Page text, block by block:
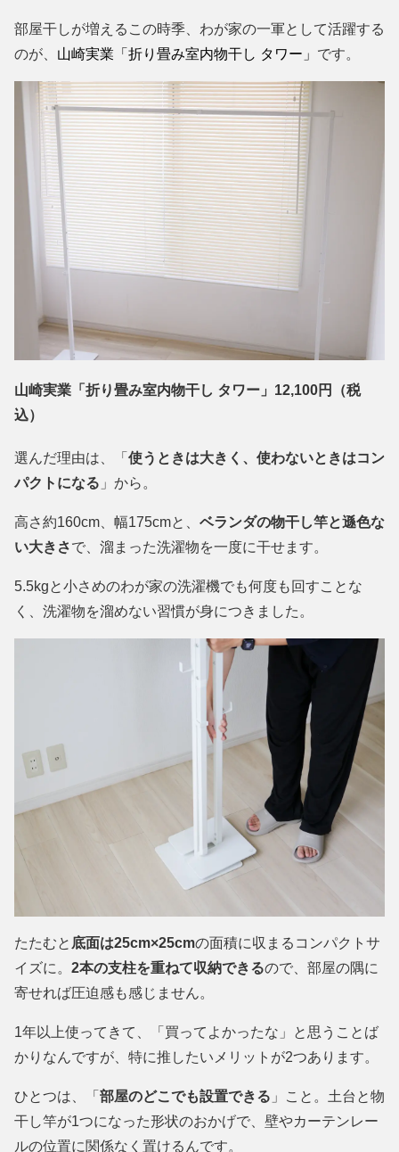
部屋干しが増えるこの時季、わが家の一軍として活躍する
のが、 山崎実業「折り畳み室内物干し タワー」 です。
山崎実業「折り畳み室内物干し タワー」12,100円（税
込）
選んだ理由は、「 使うときは大きく、使わないときはコン
パクトになる 」から。
高さ約160cm、幅175cmと、 ベランダの物干し竿と遜色な
い大きさで、溜まった洗濯物を一度に干せます。
5.5kgと小さめのわが家の洗濯機でも何度も回すことな
く、洗濯物を溜めない習慣が身につきました。
たたむと 底面は25cm×25cmの面積に収まるコンパクトサ
イズに。 2本の支柱を重ねて収納できるので、部屋の隅に
寄せれば圧迫感も感じません。
1年以上使ってきて、「買ってよかったな」と思うことば
かりなんですが、特に推したいメリットが2つあります。
ひとつは、「 部屋のどこでも設置できる 」こと。土台と物
干し竿が1つになった形状のおかげで、壁やカーテンレー
ルの位置に関係なく置けるんです。